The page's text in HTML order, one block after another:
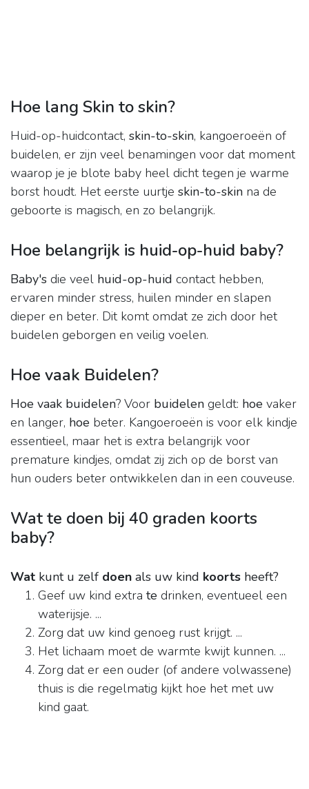
Hoe lang Skin to skin?
Huid-op-huidcontact, skin-to-skin, kangoeroeën of
buidelen, er zijn veel benamingen voor dat moment
waarop je je blote baby heel dicht tegen je warme
borst houdt. Het eerste uurtje skin-to-skin na de
geboorte is magisch, en zo belangrijk.
Hoe belangrijk is huid-op-huid baby?
Baby's die veel huid-op-huid contact hebben,
ervaren minder stress, huilen minder en slapen
dieper en beter. Dit komt omdat ze zich door het
buidelen geborgen en veilig voelen.
Hoe vaak Buidelen?
Hoe vaak buidelen? Voor buidelen geldt: hoe vaker
en langer, hoe beter. Kangoeroeën is voor elk kindje
essentieel, maar het is extra belangrijk voor
premature kindjes, omdat zij zich op de borst van
hun ouders beter ontwikkelen dan in een couveuse.
Wat te doen bij 40 graden koorts
baby?
Wat kunt u zelf doen als uw kind koorts heeft?
Geef uw kind extra te drinken, eventueel een
waterijsje. ...
Zorg dat uw kind genoeg rust krijgt. ...
Het lichaam moet de warmte kwijt kunnen. ...
Zorg dat er een ouder (of andere volwassene)
thuis is die regelmatig kijkt hoe het met uw
kind gaat.